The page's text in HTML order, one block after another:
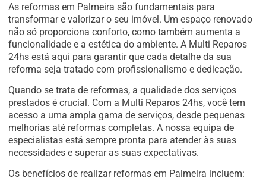
As reformas em Palmeira são fundamentais para
transformar e valorizar o seu imóvel. Um espaço renovado
não só proporciona conforto, como também aumenta a
funcionalidade e a estética do ambiente. A Multi Reparos
24hs está aqui para garantir que cada detalhe da sua
reforma seja tratado com profissionalismo e dedicação.
Quando se trata de reformas, a qualidade dos serviços
prestados é crucial. Com a Multi Reparos 24hs, você tem
acesso a uma ampla gama de serviços, desde pequenas
melhorias até reformas completas. A nossa equipa de
especialistas está sempre pronta para atender às suas
necessidades e superar as suas expectativas.
Os benefícios de realizar reformas em Palmeira incluem: